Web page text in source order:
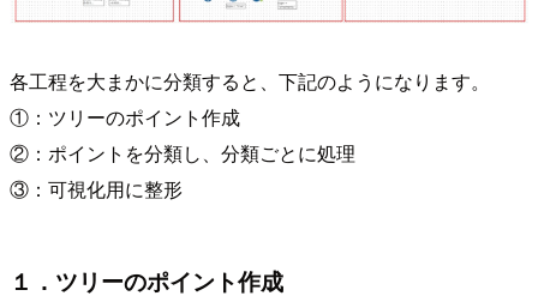
各工程を大まかに分類すると、下記のようになります。
①：ツリーのポイント作成
②：ポイントを分類し、分類ごとに処理
③：可視化用に整形
１．ツリーのポイント作成